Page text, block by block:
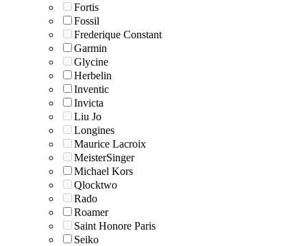
Fortis
Fossil
Frederique Constant
Garmin
Glycine
Herbelin
Inventic
Invicta
Liu Jo
Longines
Maurice Lacroix
MeisterSinger
Michael Kors
Qlocktwo
Rado
Roamer
Saint Honore Paris
Seiko